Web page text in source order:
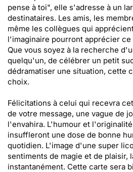
pense à toi", elle s'adresse à un
destinataires. Les amis, les
même les collègues qui
l'imaginaire pourront apprécier ce
Que vous soyez à la recherche
quelqu'un, de célébrer un petit
dédramatiser une situation, cette
choix.
Félicitations à celui qui recevra
de votre message, une vague de
l'envahira. L'humour et
insuffleront une dose de bonne
quotidien. L'image d'une super
sentiments de magie et de plaisir,
instantanément. Cette carte sera